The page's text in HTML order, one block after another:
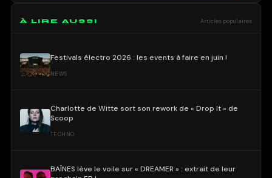
À LIRE AUSSI Articles populaires
Festivals électro 2026 : les events à faire en juin !
NEWS
Charlotte de Witte sort son rework de « Drop It » de
Scoop
TECHNO
BAÏNES lève le voile sur « DREAMER » : extrait de leur